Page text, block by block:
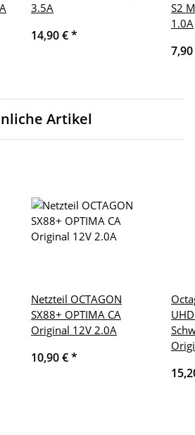
3.5A
14,90 €*
S2
1.0A
Artikel
Netzteil OCTAGON
SX88+ OPTIMA CA
Original 12V 2.0A
10,90 €*